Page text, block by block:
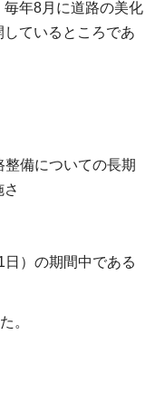
毎年8月に道路の美化
ているところであ
備についての長期
）の期間中である
。